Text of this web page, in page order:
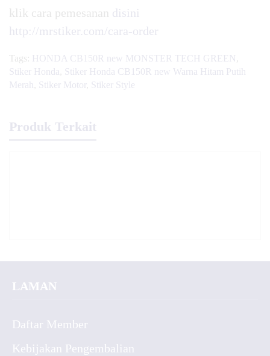
klik cara pemesanan disini
http://mrstiker.com/cara-order
Tags: HONDA CB150R new MONSTER TECH GREEN
Stiker Honda
Stiker Honda CB150R new Warna Hitam Putih
Merah
Stiker Motor Stiker Style
Produk Terkait
LAMAN
Daftar Member
Kebijakan Pengembalian